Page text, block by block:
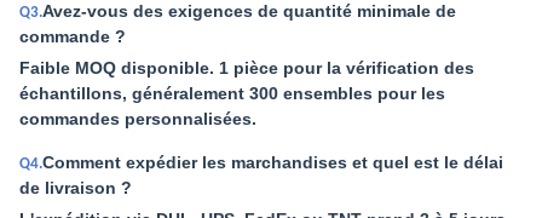
Q3.Avez-vous des exigences de quantité minimale de
commande ?
Faible MOQ disponible. 1 pièce pour la vérification des
échantillons, généralement 300 ensembles pour les
commandes personnalisées.
Q4.Comment expédier les marchandises et quel est le délai
de livraison ?